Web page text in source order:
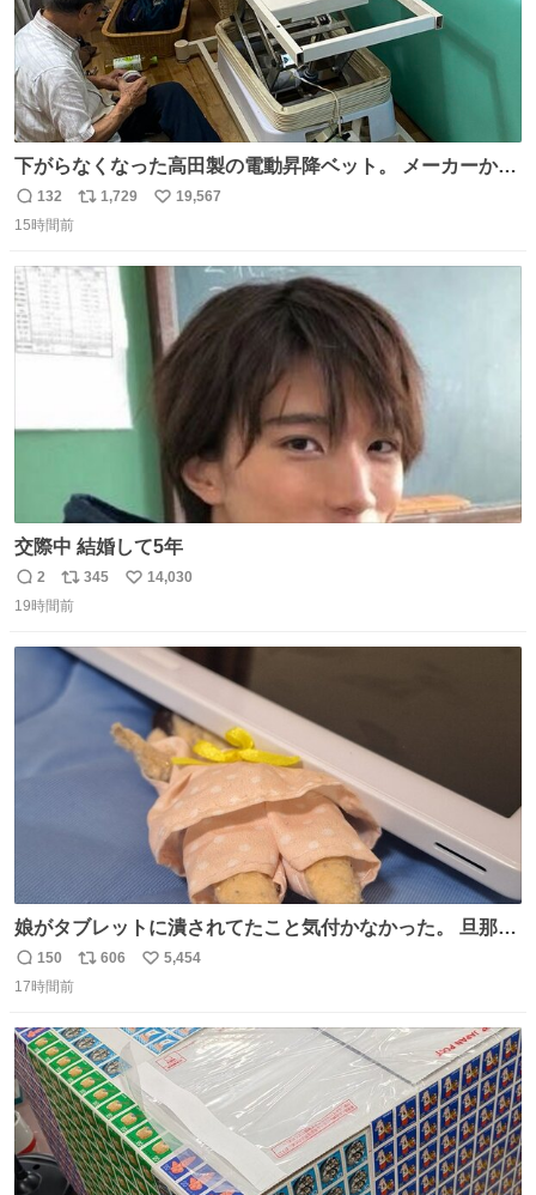
下がらなくなった高田製の電動昇降ベット。 メーカーから
は、完全に見放されたんですが、 見事に85歳の父が治しま
した。 うちの父は、トヨタカローラのボディをオート生産
の配線をハンダで修理している横で、
返
信
132
リ
ト
1,729
い
19,567
15時間前
交際中 結婚して5年
返
信
2
リ
ポ
ト
数
345
い
数
14,030
19時間前
娘がタブレットに潰されてたこと気付かなかった。 旦那だ
けは娘の波長を感じ取れるから声出せずともSOSが伝わっ
たらしい。 急いで旦那が救出して、泣きじゃくる娘に自分
3回ほど。 小さい手だけど、地味に痛い。 その後、娘は旦
那に泣きついてた。
返
信
150
リ
ト
数
606
い
数
5,454
17時間前